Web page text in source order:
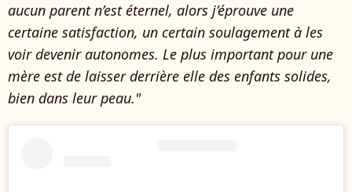
aucun parent n’est éternel, alors j’éprouve une
certaine satisfaction, un certain soulagement à les
voir devenir autonomes. Le plus important pour une
mère est de laisser derrière elle des enfants solides,
bien dans leur peau."